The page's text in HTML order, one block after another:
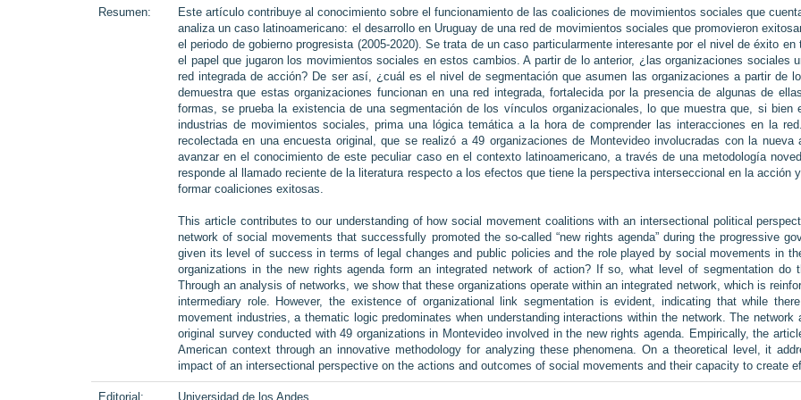
Resumen:
Este artículo contribuye al conocimiento sobre el funcionamiento de las coaliciones de movimientos sociales que
analiza un caso latinoamericano: el desarrollo en Uruguay de una red de movimientos sociales que promovieron
el periodo de gobierno progresista (2005-2020). Se trata de un caso particularmente interesante por el nivel de éxito
el papel que jugaron los movimientos sociales en estos cambios. A partir de lo anterior, ¿las organizaciones sociales
red integrada de acción? De ser así, ¿cuál es el nivel de segmentación que asumen las organizaciones a partir de
demuestra que estas organizaciones funcionan en una red integrada, fortalecida por la presencia de algunas de
formas, se prueba la existencia de una segmentación de los vínculos organizacionales, lo que muestra que, si
industrias de movimientos sociales, prima una lógica temática a la hora de comprender las interacciones en la
recolectada en una encuesta original, que se realizó a 49 organizaciones de Montevideo involucradas con la
avanzar en el conocimiento de este peculiar caso en el contexto latinoamericano, a través de una metodología
responde al llamado reciente de la literatura respecto a los efectos que tiene la perspectiva interseccional en la
formar coaliciones exitosas.
This article contributes to our understanding of how social movement coalitions with an intersectional political
network of social movements that successfully promoted the so-called “new rights agenda” during the progressive
given its level of success in terms of legal changes and public policies and the role played by social movements in
organizations in the new rights agenda form an integrated network of action? If so, what level of segmentation do
Through an analysis of networks, we show that these organizations operate within an integrated network, which is
intermediary role. However, the existence of organizational link segmentation is evident, indicating that while
movement industries, a thematic logic predominates when understanding interactions within the network. The
original survey conducted with 49 organizations in Montevideo involved in the new rights agenda. Empirically, the
American context through an innovative methodology for analyzing these phenomena. On a theoretical level, it
impact of an intersectional perspective on the actions and outcomes of social movements and their capacity to create
Editorial: Universidad de los Andes